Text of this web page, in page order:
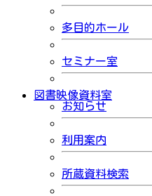
多目的ホール
セミナー室
図書映像資料室
お知らせ
利用案内
所蔵資料検索